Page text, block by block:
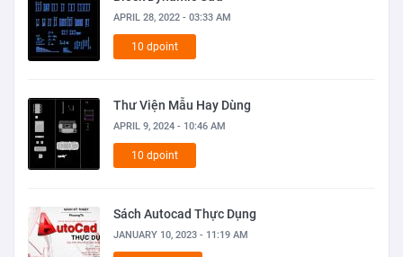
APRIL 28, 2022 - 03:33 AM
10 dpoint
Thư Viện Mẫu Hay Dùng
APRIL 9, 2024 - 10:46 AM
10 dpoint
Sách Autocad Thực Dụng
JANUARY 10, 2023 - 11:19 AM